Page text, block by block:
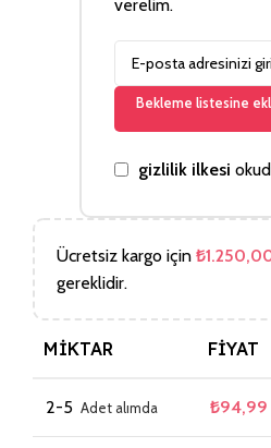
verelim.
Bekleme listesine
gizlilik ilkesi
Ücretsiz kargo için ₺
gereklidir.
MIKTAR FIYAT
2-5 ₺94,99